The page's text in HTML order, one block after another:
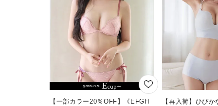
【一部カラー20％OFF】《EFGH
【再入荷】ひび